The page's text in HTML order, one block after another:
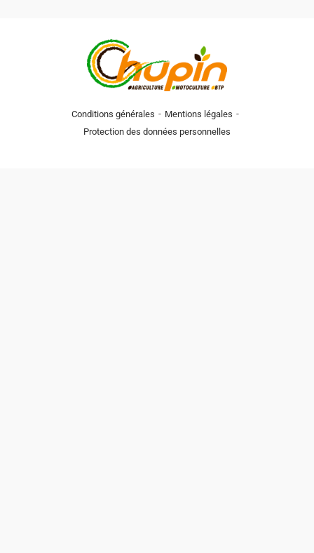
Conditions générales - Mentions légales -
Protection des données personnelles